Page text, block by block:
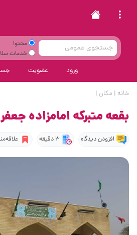
محتوا
خدمات
ورود عضویت
خانه | مکان |
بقعه متبرکه امامزاده
افزودن دیدگاه 3 دقیقه